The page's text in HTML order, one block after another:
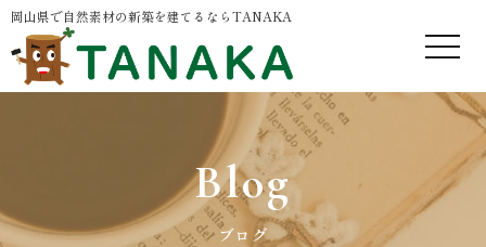
岡山県で自然素材の新築を建てるならTANAKA
Blog
ブログ